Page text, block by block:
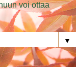
voi ottaa
▼